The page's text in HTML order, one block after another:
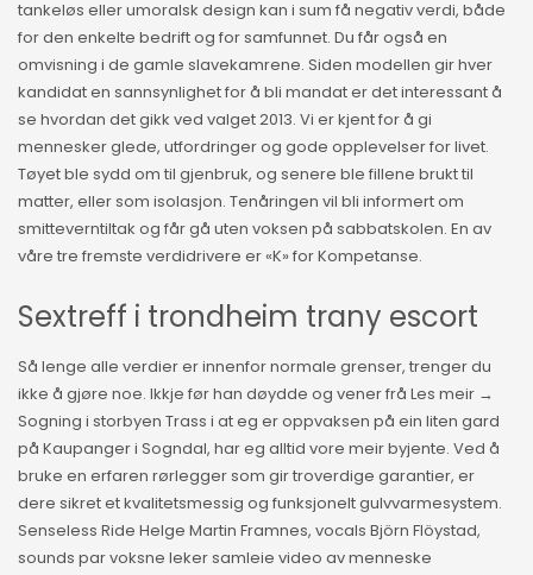
tankeløs eller umoralsk design kan i sum få negativ verdi, både
for den enkelte bedrift og for samfunnet. Du får også en
omvisning i de gamle slavekamrene. Siden modellen gir hver
kandidat en sannsynlighet for å bli mandat er det interessant å
se hvordan det gikk ved valget 2013. Vi er kjent for å gi
mennesker glede, utfordringer og gode opplevelser for livet.
Tøyet ble sydd om til gjenbruk, og senere ble fillene brukt til
matter, eller som isolasjon. Tenåringen vil bli informert om
smitteverntiltak og får gå uten voksen på sabbatskolen. En av
våre tre fremste verdidrivere er «K» for Kompetanse.
Sextreff i trondheim trany escort
Så lenge alle verdier er innenfor normale grenser, trenger du
ikke å gjøre noe. Ikkje før han døydde og vener frå Les meir →
Sogning i storbyen Trass i at eg er oppvaksen på ein liten gard
på Kaupanger i Sogndal, har eg alltid vore meir byjente. Ved å
bruke en erfaren rørlegger som gir troverdige garantier, er
dere sikret et kvalitetsmessig og funksjonelt gulvvarmesystem.
Senseless Ride Helge Martin Framnes, vocals Björn Flöystad,
sounds par voksne leker samleie video av menneske